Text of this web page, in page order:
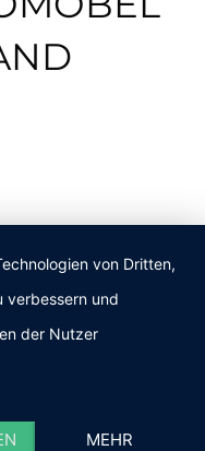
von Dritten,
verbessern und
der Nutzer
MEHR